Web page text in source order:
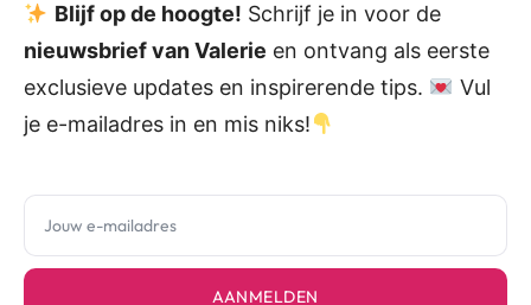
Blijf op de hoogte! Schrijf je in voor de
nieuwsbrief van Valerie en ontvang als eerste
exclusieve updates en inspirerende tips.
Vul
je e-mailadres in en mis niks!
AANMELDEN